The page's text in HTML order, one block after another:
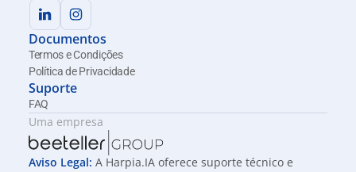
Suporte
FAQ
Documentos
Termos e Condições
Política de Privacidade
Uma empresa
Aviso Legal: A Harpia.IA oferece suporte técnico e